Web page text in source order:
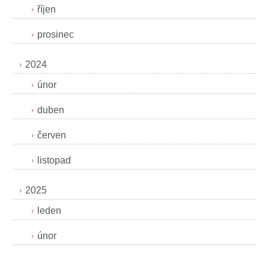
říjen
prosinec
2024
únor
duben
červen
listopad
2025
leden
únor